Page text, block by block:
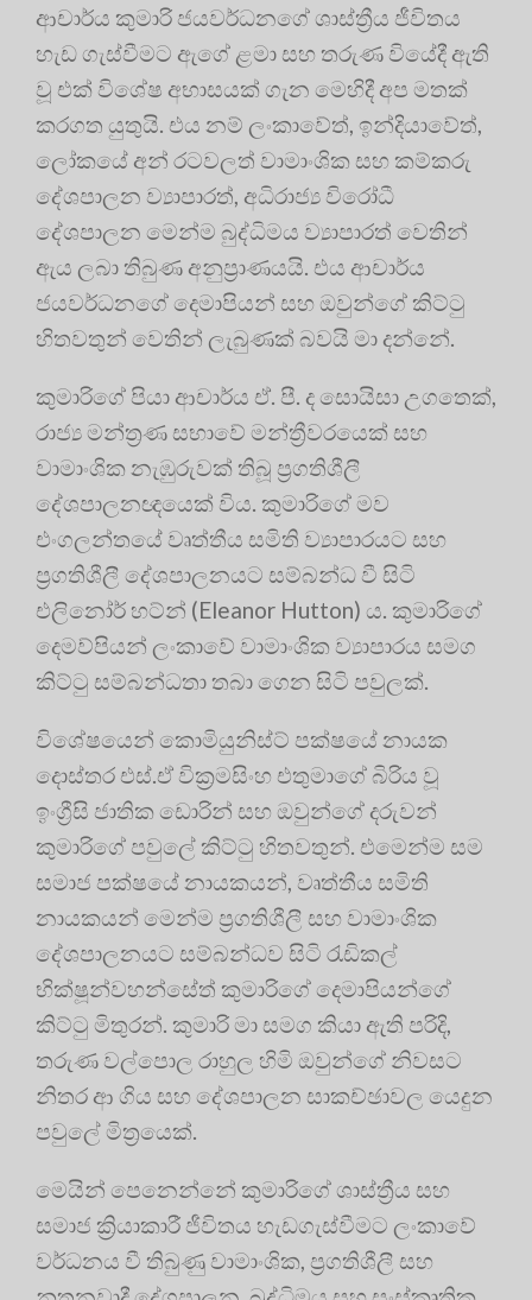
ආචාර්ය කුමාරි ජයවර්ධනගේ ශාස්ත්‍රීය ජීවිතය
හැඩ ගැස්වීමට ඇගේ ළමා සහ තරුණ වියේදී ඇති
වූ එක් විශේෂ අභාසයක් ගැන මෙහිදී අප මතක්
කරගත යුතුයි. එය නම් ලංකාවේත්, ඉන්දියාවේත්,
ලෝකයේ අන් රටවලත් වාමාංශික සහ කම්කරු
දේශපාලන ව්‍යාපාරත්, අධිරාජ්‍ය විරෝධී
දේශපාලන මෙන්ම බුද්ධිමය ව්‍යාපාරත් වෙතින්
ඇය ලබා තිබුණ අනුප්‍රාණයයි. එය ආචාර්ය
ජයවර්ධනගේ දෙමාපියන් සහ ඔවුන්ගේ කිට්ටු
හිතවතුන් වෙතින් ලැබුණක් බවයි මා දන්නේ.
කුමාරිගේ පියා ආචාර්ය ඒ. පී. ද සොයිසා උගතෙක්,
රාජ්‍ය මන්ත්‍රණ සභාවේ මන්ත්‍රීවරයෙක් සහ
වාමාංශික නැඹුරුවක් තිබූ ප්‍රගතිශීලී
දේශපාලනඥයෙක් විය. කුමාරිගේ මව
එංගලන්තයේ වෘත්තීය සමිති ව්‍යාපාරයට සහ
ප්‍රගතිශීලී දේශපාලනයට සම්බන්ධ වී සිටි
එලිනෝර් හට්න් (Eleanor Hutton) ය. කුමාරිගේ
දෙමව්පියන් ලංකාවේ වාමාංශික ව්‍යාපාරය සමග
කිට්ටු සම්බන්ධතා තබා ගෙන සිටි පවුලක්.
විශේෂයෙන් කොමියුනිස්ට් පක්ෂයේ නායක
දොස්තර එස්.ඒ වික්‍රමසිංහ එතුමාගේ බිරිය වූ
ඉංග්‍රීසි ජාතික ඩොරින් සහ ඔවුන්ගේ දරුවන්
කුමාරිගේ පවුලේ කිට්ටු හිතවතුන්. එමෙන්ම සම
සමාජ පක්ෂයේ නායකයන්, වෘත්තීය සමිති
නායකයන් මෙන්ම ප්‍රගතිශීලී සහ වාමාංශික
දේශපාලනයට සම්බන්ධව සිටි රැඩිකල්
භික්ෂූන්වහන්සේත් කුමාරිගේ දෙමාපියන්ගේ
කිට්ටු මිතුරන්. කුමාරි මා සමග කියා ඇති පරිදි,
තරුණ වල්පොල රාහුල හිමි ඔවුන්ගේ නිවසට
නිතර ආ ගිය සහ දේශපාලන සාකච්ඡාවල යෙදුන
පවුලේ මිත්‍රයෙක්.
මෙයින් පෙනෙන්නේ කුමාරිගේ ශාස්ත්‍රීය සහ
සමාජ ක්‍රියාකාරී ජීවිතය හැඩගැස්වීමට ලංකාවේ
වර්ධනය වී තිබුණු වාමාංශික, ප්‍රගතිශීලී සහ